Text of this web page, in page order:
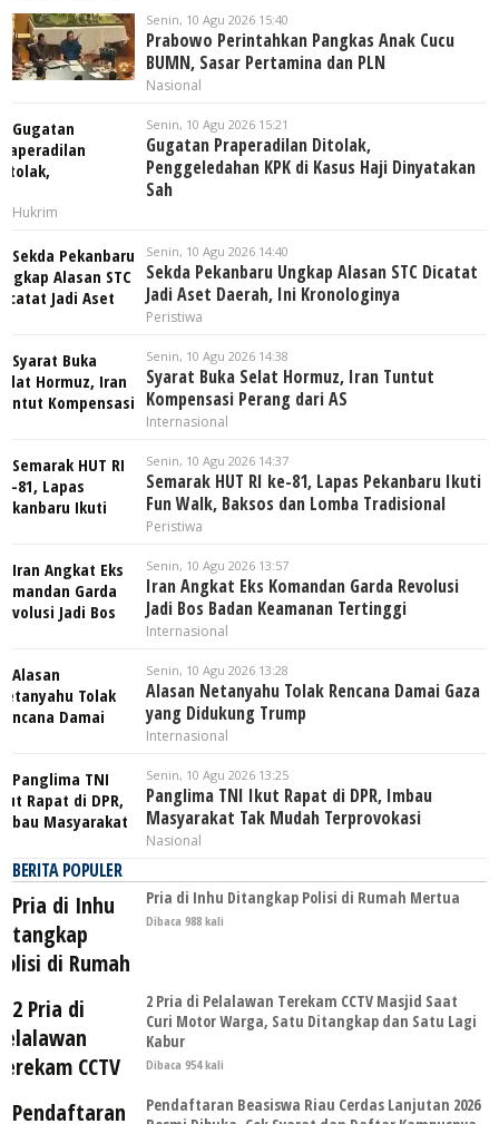
Senin, 10 Agu 2026 15:40
Prabowo Perintahkan Pangkas Anak Cucu
BUMN, Sasar Pertamina dan PLN
Nasional
Senin, 10 Agu 2026 15:21
Gugatan Praperadilan Ditolak,
Penggeledahan KPK di Kasus Haji Dinyatakan
Sah
Hukrim
Senin, 10 Agu 2026 14:40
Sekda Pekanbaru Ungkap Alasan STC Dicatat
Jadi Aset Daerah, Ini Kronologinya
Peristiwa
Senin, 10 Agu 2026 14:38
Syarat Buka Selat Hormuz, Iran Tuntut
Kompensasi Perang dari AS
Internasional
Senin, 10 Agu 2026 14:37
Semarak HUT RI ke-81, Lapas Pekanbaru Ikuti
Fun Walk, Baksos dan Lomba Tradisional
Peristiwa
Senin, 10 Agu 2026 13:57
Iran Angkat Eks Komandan Garda Revolusi
Jadi Bos Badan Keamanan Tertinggi
Internasional
Senin, 10 Agu 2026 13:28
Alasan Netanyahu Tolak Rencana Damai Gaza
yang Didukung Trump
Internasional
Senin, 10 Agu 2026 13:25
Panglima TNI Ikut Rapat di DPR, Imbau
Masyarakat Tak Mudah Terprovokasi
Nasional
BERITA POPULER
Pria di Inhu Ditangkap Polisi di Rumah Mertua
Dibaca 988 kali
2 Pria di Pelalawan Terekam CCTV Masjid Saat
Curi Motor Warga, Satu Ditangkap dan Satu Lagi
Kabur
Dibaca 954 kali
Pendaftaran Beasiswa Riau Cerdas Lanjutan 2026